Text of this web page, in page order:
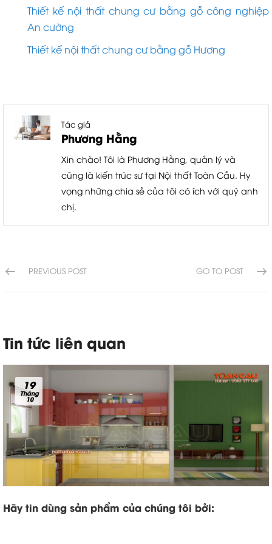
Thiết kế nội thất chung cư bằng gỗ công nghiệp
An cường
Thiết kế nội thất chung cư bằng gỗ Hương
Tác giả
Phương Hằng
Xin chào! Tôi là Phương Hằng, quản lý và
cũng là kiến trúc sư tại Nội thất Toàn Cầu. Hy
vọng những chia sẻ của tôi có ích với quý anh
chị.
PREVIOUS POST GO TO POST
Tin tức liên quan
19
Tháng
10
Hãy tin dùng sản phẩm của chúng tôi bởi: